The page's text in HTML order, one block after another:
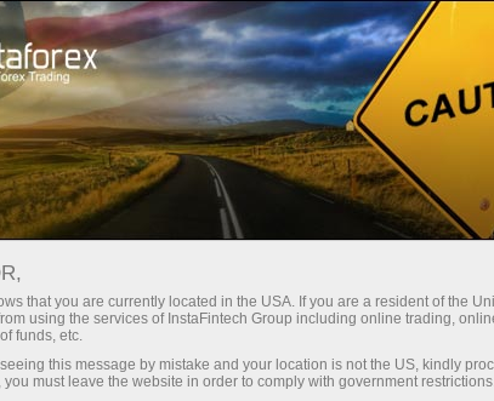
akaun segera Platform dagangan
Untuk Pelabur
Untuk Rakan
Niaga
pilihan hadiah terletak di
that you are currently located in the USA. If you are a resident of the
using the services of InstaFintech Group including online trading,
funds, etc.
this message by mistake and your location is not the US, kindly
must leave the website in order to comply with government